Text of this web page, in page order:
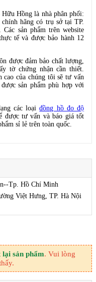
Hồng là nhà phân phối:
hãng có trụ sở tại TP.
sản phẩm trên website
tế và được bảo hành 12
được đảm bảo chất lượng,
tờ chứng nhận cần thiết.
của chúng tôi sẽ tư vấn
sản phẩm phù hợp với
các loạiđồng hồ đo độ
được tư vấn và báo giá tốt
sỉ lẻ trên toàn quốc.
Tp. Hồ Chí Minh
Việt Hưng, TP. Hà Nội
lại sản phẩm. Vui lòng